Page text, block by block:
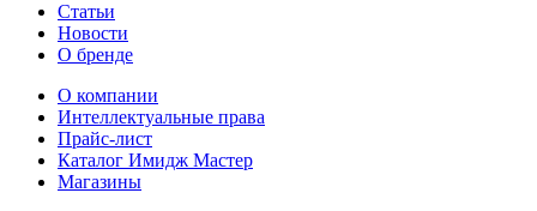
Статьи
Новости
О бренде
О компании
Интеллектуальные права
Прайс-лист
Каталог Имидж Мастер
Магазины